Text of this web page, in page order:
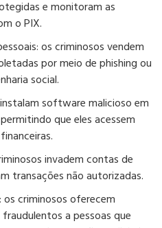
e monitoram as
o PIX.
os criminosos vendem
por meio de phishing ou
social.
software malicioso em
que eles acessem
invadem contas de
transações não autorizadas.
os criminosos oferecem
a pessoas que